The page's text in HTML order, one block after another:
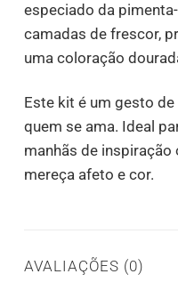
especiado da
camadas de frescor,
uma coloração
Este kit é um gesto
quem se ama. Ideal
manhãs de
mereça afeto e cor.
AVALIAÇÕES (0)